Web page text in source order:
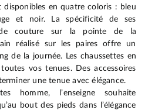
disponibles en quatre coloris : bleu
et noir. La spécificité de ses
de couture sur la pointe de la
réalisé sur les paires offre un
de la journée. Les chaussettes en
vos tenues. Des accessoires
une tenue avec élégance.
homme, l’enseigne souhaite
bout des pieds dans l’élégance